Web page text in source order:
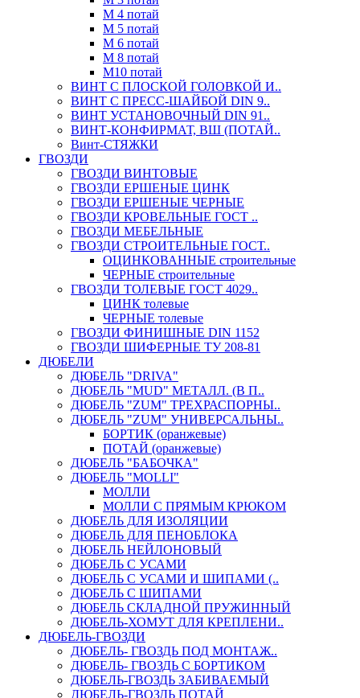
М 4 потай
М 5 потай
М 6 потай
М 8 потай
М10 потай
ВИНТ С ПЛОСКОЙ ГОЛОВКОЙ И..
ВИНТ С ПРЕСС-ШАЙБОЙ DIN 9..
ВИНТ УСТАНОВОЧНЫЙ DIN 91..
ВИНТ-КОНФИРМАТ, ВШ (ПОТАЙ..
Винт-СТЯЖКИ
ГВОЗДИ
ГВОЗДИ ВИНТОВЫЕ
ГВОЗДИ ЕРШЕНЫЕ ЦИНК
ГВОЗДИ ЕРШЕНЫЕ ЧЕРНЫЕ
ГВОЗДИ КРОВЕЛЬНЫЕ ГОСТ ..
ГВОЗДИ МЕБЕЛЬНЫЕ
ГВОЗДИ СТРОИТЕЛЬНЫЕ ГОСТ..
ОЦИНКОВАННЫЕ строительные
ЧЕРНЫЕ строительные
ГВОЗДИ ТОЛЕВЫЕ ГОСТ 4029..
ЦИНК толевые
ЧЕРНЫЕ толевые
ГВОЗДИ ФИНИШНЫЕ DIN 1152
ГВОЗДИ ШИФЕРНЫЕ ТУ 208-81
ДЮБЕЛИ
ДЮБЕЛЬ "DRIVA"
ДЮБЕЛЬ "MUD" МЕТАЛЛ. (В П..
ДЮБЕЛЬ "ZUM" ТРЕХРАСПОРНЫ..
ДЮБЕЛЬ "ZUM" УНИВЕРСАЛЬНЫ..
БОРТИК (оранжевые)
ПОТАЙ (оранжевые)
ДЮБЕЛЬ "БАБОЧКА"
ДЮБЕЛЬ "МOLLI"
МОЛЛИ
МОЛЛИ С ПРЯМЫМ КРЮКОМ
ДЮБЕЛЬ ДЛЯ ИЗОЛЯЦИИ
ДЮБЕЛЬ ДЛЯ ПЕНОБЛОКА
ДЮБЕЛЬ НЕЙЛОНОВЫЙ
ДЮБЕЛЬ С УСАМИ
ДЮБЕЛЬ С УСАМИ И ШИПАМИ (..
ДЮБЕЛЬ С ШИПАМИ
ДЮБЕЛЬ СКЛАДНОЙ ПРУЖИННЫЙ
ДЮБЕЛЬ-ХОМУТ ДЛЯ КРЕПЛЕНИ..
ДЮБЕЛЬ-ГВОЗДИ
ДЮБЕЛЬ- ГВОЗДЬ ПОД МОНТАЖ..
ДЮБЕЛЬ- ГВОЗДЬ С БОРТИКОМ
ДЮБЕЛЬ-ГВОЗДЬ ЗАБИВАЕМЫЙ
ДЮБЕЛЬ-ГВОЗДЬ ПОТАЙ